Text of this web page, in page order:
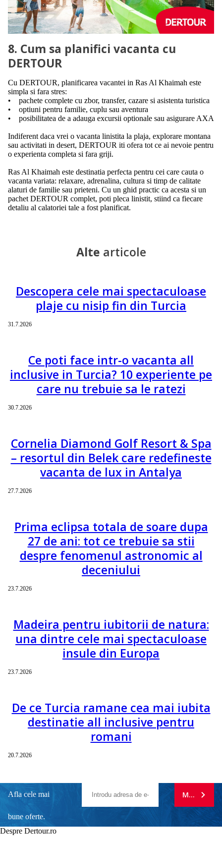
8. Cum sa planifici vacanta cu
DERTOUR
Cu DERTOUR, planificarea vacantei in Ras Al Khaimah este
simpla si fara stres:
• pachete complete cu zbor, transfer, cazare si asistenta turistica
• optiuni pentru familie, cuplu sau aventura
• posibilitatea de a adauga excursii optionale sau asigurare AXA
Indiferent daca vrei o vacanta linistita la plaja, explorare montana
sau activitati in desert, DERTOUR iti ofera tot ce ai nevoie pentru
o experienta completa si fara griji.
Ras Al Khaimah este destinatia perfecta pentru cei care cauta o
vacanta variata: relaxare, adrenalina, cultura si timp de calitate
alaturi de familie sau prieteni. Cu un ghid practic ca acesta si un
pachet DERTOUR complet, poti pleca linistit, stiind ca fiecare
detaliu al calatoriei tale a fost planificat.
Alte articole
Descopera cele mai spectaculoase
plaje cu nisip fin din Turcia
31.7.2026
Ce poti face intr-o vacanta all
inclusive in Turcia? 10 experiente pe
care nu trebuie sa le ratezi
30.7.2026
Cornelia Diamond Golf Resort & Spa
– resortul din Belek care redefineste
vacanta de lux in Antalya
27.7.2026
Prima eclipsa totala de soare dupa
27 de ani: tot ce trebuie sa stii
despre fenomenul astronomic al
deceniului
23.7.2026
Madeira pentru iubitorii de natura:
una dintre cele mai spectaculoase
insule din Europa
23.7.2026
De ce Turcia ramane cea mai iubita
destinatie all inclusive pentru
romani
20.7.2026
Afla cele mai
bune oferte.
MA
Despre Dertour.ro